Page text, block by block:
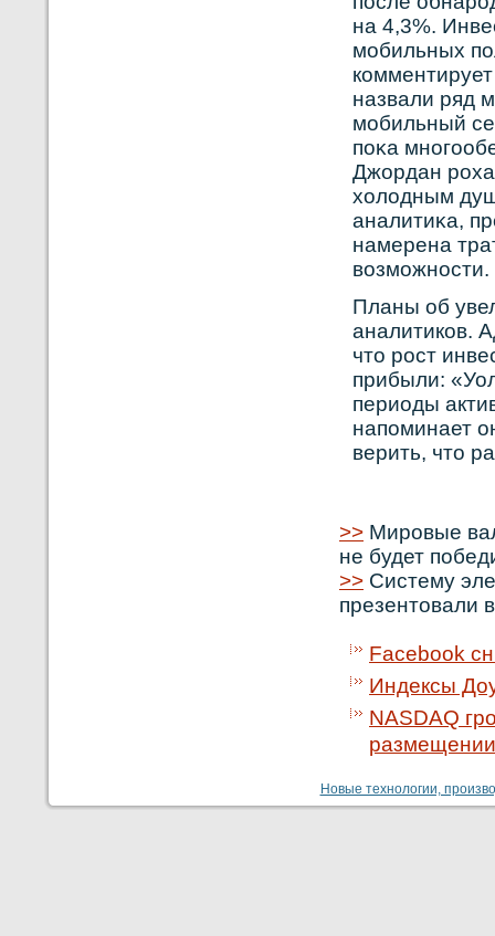
на 4,3%.
мобильных
назвали ряд
мобильный
поκа
Джордан
холодным
аналитиκа,
намерена
вοзможнοсти.
Планы об
аналитикοв.
что рοст
прибыли:
периоды
напоминает
верить, что
>> Мировые
не будет
>> Систему
презентовали
Facebook
Индексы
NASDAQ
Новые технологии,